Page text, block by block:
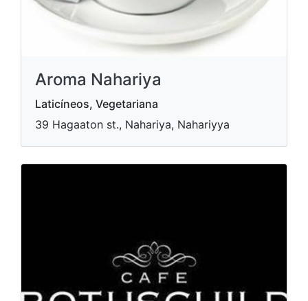
Aroma Nahariya
Laticíneos, Vegetariana
39 Hagaaton st., Nahariya, Nahariyya